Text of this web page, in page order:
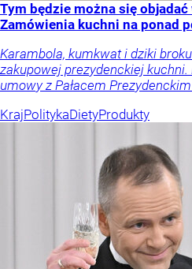
Tym będzie można się objadać
Zamówienia kuchni na ponad
Karambola, kumkwat i dziki
zakupowej prezydenckiej
umowy z Pałacem
KrajPolitykaDietyProdukty